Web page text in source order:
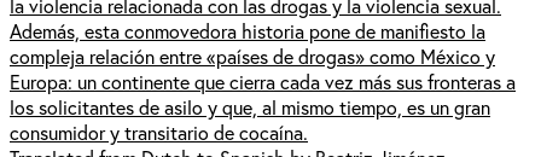
la violencia relacionada con las drogas y la violencia sexual.
Además, esta conmovedora historia pone de manifiesto la
compleja relación entre «países de drogas» como México y
Europa: un continente que cierra cada vez más sus fronteras a
los solicitantes de asilo y que, al mismo tiempo, es un gran
consumidor y transitario de cocaína.